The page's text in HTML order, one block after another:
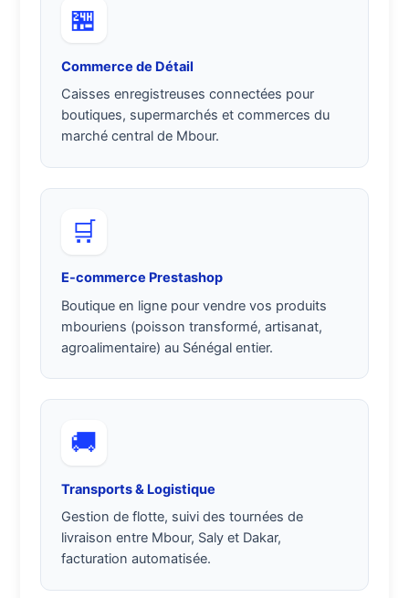
🏪
Commerce de Détail
Caisses enregistreuses connectées pour
boutiques, supermarchés et commerces du
marché central de Mbour.
🛒
E-commerce Prestashop
Boutique en ligne pour vendre vos produits
mbouriens (poisson transformé, artisanat,
agroalimentaire) au Sénégal entier.
🚚
Transports & Logistique
Gestion de flotte, suivi des tournées de
livraison entre Mbour, Saly et Dakar,
facturation automatisée.